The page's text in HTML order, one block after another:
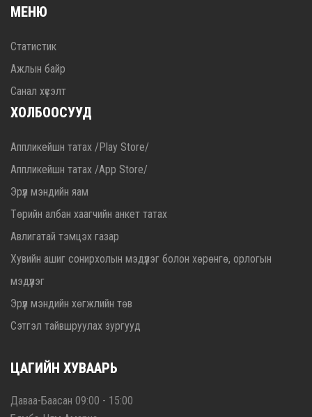
МЕНЮ
Статистик
Ажлын байр
Санал хүсэлт
ХОЛБООСУУД
Аппликейшн татах /Play Store/
Аппликейшн татах /App Store/
Эрүүл мэндийн яам
Төрийн албан хаагчийн анкет татах
Авлигатай тэмцэх газар
Хувийн ашиг сонирхолын мэдүүлэг болон хөрөнгө, орлогын
мэдүүлэг
Эрүүл мэндийн хөгжлийн төв
Сэтгэл тайвшруулах зургууд
ЦАГИЙН ХУВААРЬ
Даваа-Баасан 09:00 - 15:00